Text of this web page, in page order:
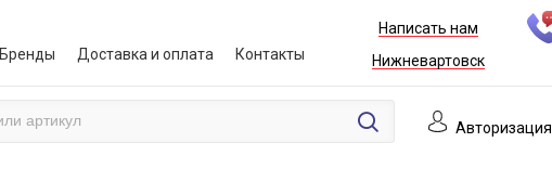
Бренды Доставка и оплата Контакты
Написать нам
Нижневартовск
Авторизация